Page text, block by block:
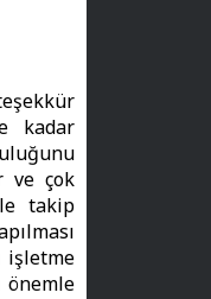
kadar
ve çok
takip
işletme
önemle